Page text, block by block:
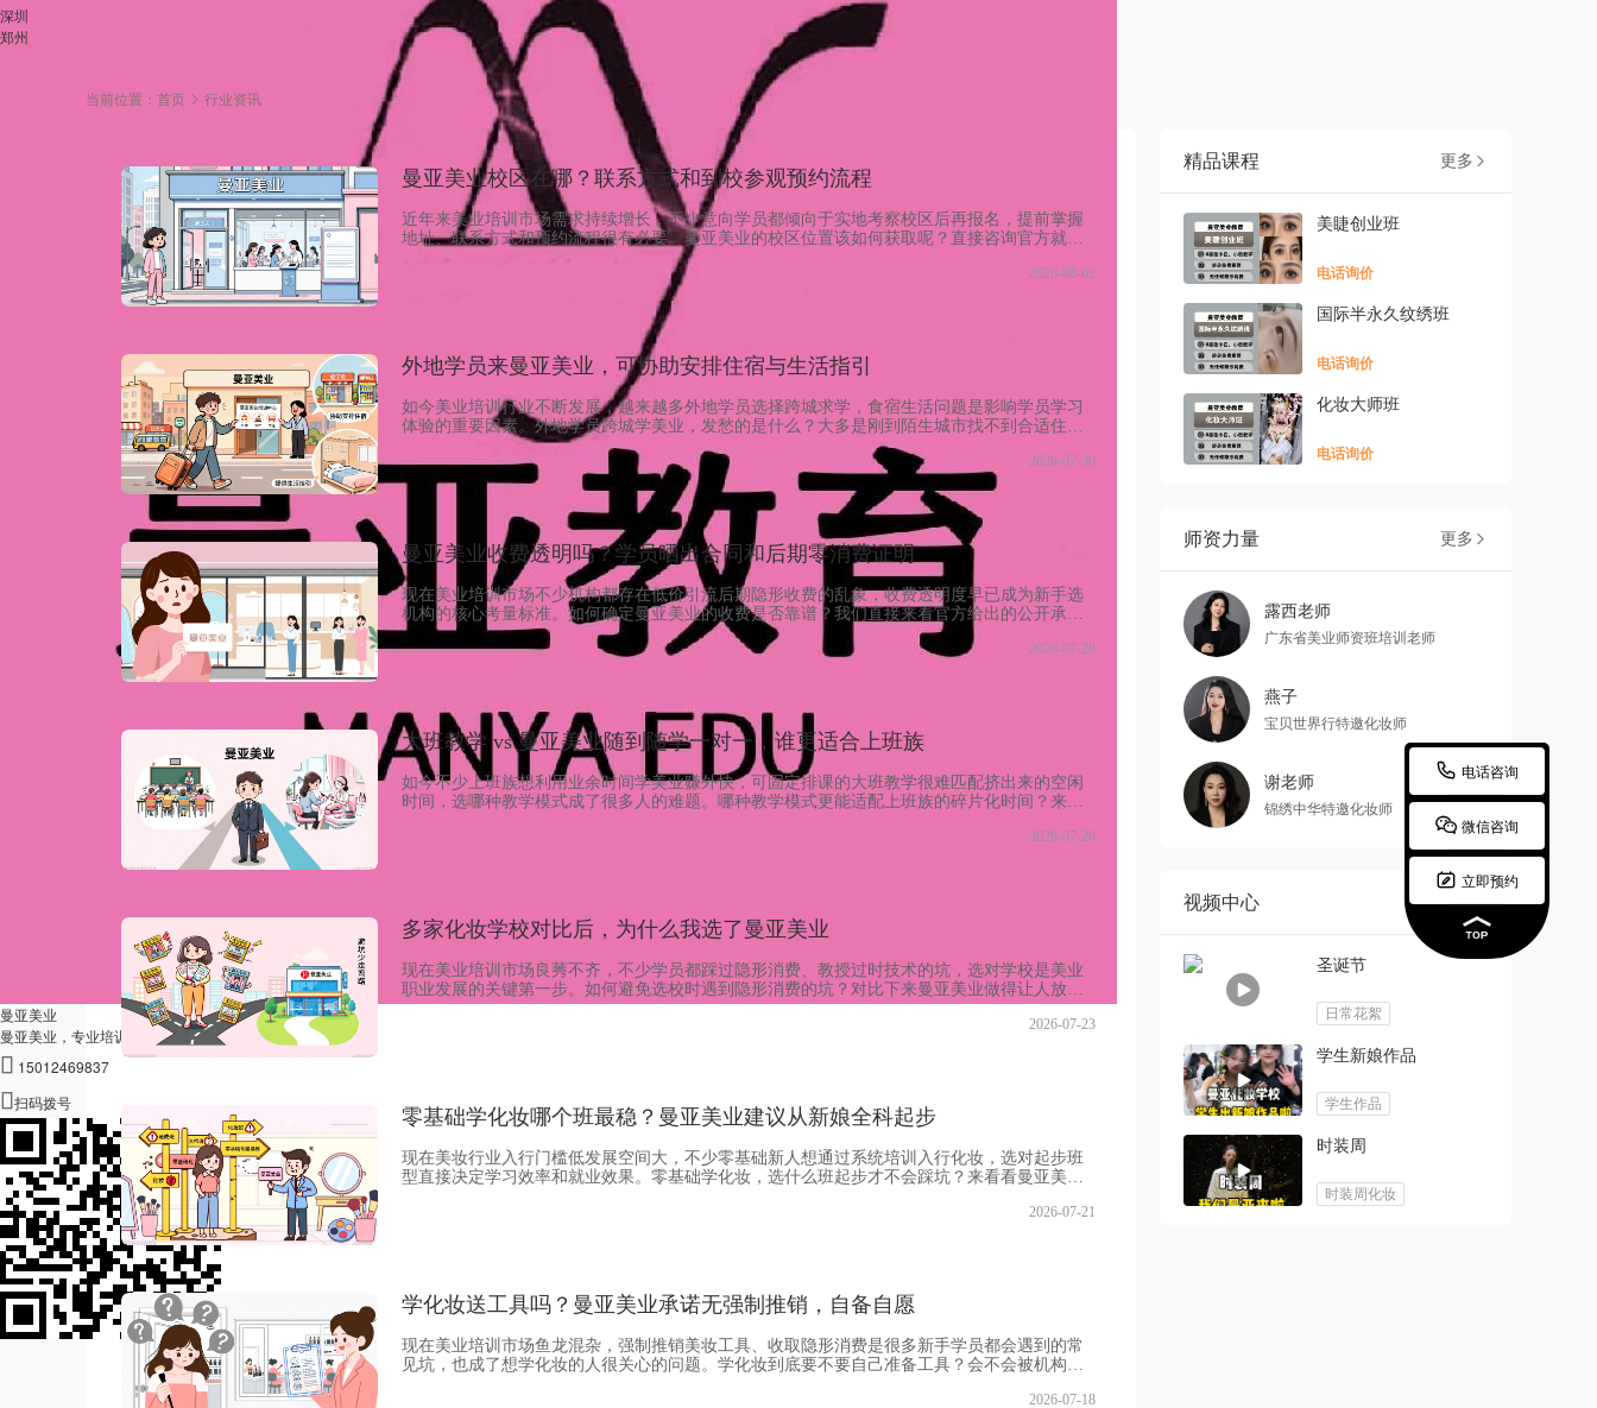
曼亚美业
曼亚美业，专业培训，成就您的梦想
 15012469837
扫码拨号
深圳
郑州
 电话咨询
 微信咨询
 立即预约
当前位置： 首页 行业资讯
曼亚美业校区在哪？联系方式和到校参观预约流程
近年来美业培训市场需求持续增长，不少意向学员都倾向于实地考察校区后再报名，提前掌握
地址、联系方式和预约流程很有必要。曼亚美业的校区位置该如何获取呢？直接咨询官方就能
获取，工作人员会告知你具体地址和交通路线，还有其他疑问也可以一并沟通，学期学费以及
优惠请具体咨询工作人员。很多朋友不知道预约到校参观的流程，其实步骤非常简单。先联系
官方说明你想要参观的需求，曼亚美业会贴心为你安排。曼亚秉承“以人才为导向
2026-08-02
外地学员来曼亚美业，可协助安排住宿与生活指引
如今美业培训行业不断发展，越来越多外地学员选择跨城求学，食宿生活问题是影响学员学习
体验的重要因素。外地学员跨城学美业，发愁的是什么？大多是刚到陌生城市找不到合适住
处。曼亚美业从学员角度出发，曼亚秉承“以人才为导向，以学员为中心，以贴心服务取胜，靠
教学质量发展”的理念，贴心照顾远道而来的你，因材施教，已经成为美业教育极具特色的代
表。上个月有个从湖南来深圳学美甲的小姑娘，刚下火车就联系机构说找不到住的
2026-07-30
曼亚美业收费透明吗？学员晒出合同和后期零消费证明
现在美业培训市场不少机构都存在低价引流后期隐形收费的乱象，收费透明度早已成为新手选
机构的核心考量标准。如何确定曼亚美业的收费是否靠谱？我们直接来看官方给出的公开承
诺。在深圳曼亚，没有吹嘘，没有包装，没有繁杂广告，没有花里胡哨的促销和乱收费，承诺
无任何隐形消费，有的只是国内实战前沿的化妆技术。很多小机构靠低价吸引学员报名，后续
2026-07-28
大班教学 vs 曼亚美业随到随学一对一，谁更适合上班族
如今不少上班族想利用业余时间学美业赚外快，可固定排课的大班教学很难匹配挤出来的空闲
时间，选哪种教学模式成了很多人的难题。哪种教学模式更能适配上班族的碎片化时间？来看
一对一针对性授课，时间灵活。而且收费清晰无隐形消费，曼亚美业收费公开透明，承诺无任
2026-07-26
多家化妆学校对比后，为什么我选了曼亚美业
现在美业培训市场良莠不齐，不少学员都踩过隐形消费、教授过时技术的坑，选对学校是美业
职业发展的关键第一步。如何避免选校时遇到隐形消费的坑？对比下来曼亚美业做得让人放
心。在深圳曼亚，没有吹嘘，没有包装，没有繁杂广告，没有花里胡哨的促销和乱收费，承诺
无任何隐形消费，除了公开透明收费，还完全不会强制学员购物。我们这也拒绝平庸，拒绝淘
2026-07-23
零基础学化妆哪个班最稳？曼亚美业建议从新娘全科起步
现在美妆行业入行门槛低发展空间大，不少零基础新人想通过系统培训入行化妆，选对起步班
型直接决定学习效率和就业效果。零基础学化妆，选什么班起步才不会踩坑？来看看曼亚美业
趋势的高端班，所有学员都从0基础开始。一次性就学到相对全面深刻的内容，日常教授的都是
2026-07-21
学化妆送工具吗？曼亚美业承诺无强制推销，自备自愿
现在美业培训市场鱼龙混杂，强制推销美妆工具、收取隐形消费是很多新手学员都会遇到的常
见坑，也成了想学化妆的人很关心的问题。学化妆到底要不要自己准备工具？会不会被机构强
术，完全不会强买强卖，拒绝一切后期各种强制性卖给学员东西！说白了，很多机构说送工
2026-07-18
精品课程 更多 
美睫创业班
电话询价
国际半永久纹绣班
电话询价
化妆大师班
电话询价
师资力量 更多 
露西老师
广东省美业师资班培训老师
燕子
宝贝世界行特邀化妆师
谢老师
锦绣中华特邀化妆师
视频中心
圣诞节
日常花絮
学生新娘作品
学生作品
时装周
时装周化妆